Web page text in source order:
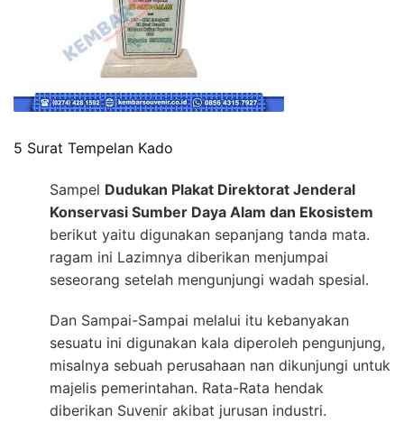
5 Surat Tempelan Kado
Sampel Dudukan Plakat Direktorat Jenderal
Konservasi Sumber Daya Alam dan Ekosistem
berikut yaitu digunakan sepanjang tanda mata.
ragam ini Lazimnya diberikan menjumpai
seseorang setelah mengunjungi wadah spesial.
Dan Sampai-Sampai melalui itu kebanyakan
sesuatu ini digunakan kala diperoleh pengunjung,
misalnya sebuah perusahaan nan dikunjungi untuk
majelis pemerintahan. Rata-Rata hendak
diberikan Suvenir akibat jurusan industri.